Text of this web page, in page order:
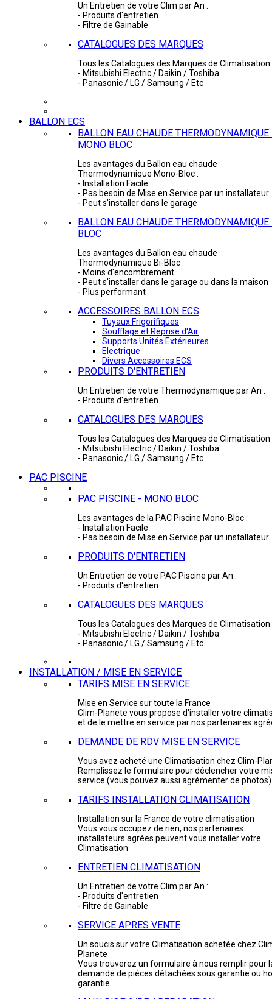
Un Entretien de votre Clim par An :
- Produits d'entretien
- Filtre de Gainable
CATALOGUES DES MARQUES
Tous les Catalogues des Marques de Climatisation
- Mitsubishi Electric / Daikin / Toshiba
- Panasonic / LG / Samsung / Etc
BALLON ECS
BALLON EAU CHAUDE THERMODYNAMIQUE
MONO BLOC
Les avantages du Ballon eau chaude
Thermodynamique Mono-Bloc :
- Installation Facile
- Pas besoin de Mise en Service par un installateur
- Peut s'installer dans le garage
BALLON EAU CHAUDE
BLOC
Les avantages du Ballon eau chaude
Thermodynamique Bi-Bloc :
- Moins d'encombrement
- Peut s'installer dans le garage ou dans la maison
- Plus performant
ACCESSOIRES BALLON ECS
Tuyaux Frigorifiques
Soufflage et Reprise d'Air
Supports Unités Extérieures
Electrique
Divers Accessoires ECS
PRODUITS D'ENTRETIEN
Un Entretien de votre Thermodynamique par An :
- Produits d'entretien
CATALOGUES DES MARQUES
Tous les Catalogues des Marques de Climatisation
- Mitsubishi Electric / Daikin / Toshiba
- Panasonic / LG / Samsung / Etc
PAC PISCINE
PAC PISCINE - MONO BLOC
Les avantages de la PAC Piscine Mono-Bloc :
- Installation Facile
- Pas besoin de Mise en Service par un installateur
PRODUITS D'ENTRETIEN
Un Entretien de votre PAC Piscine par An :
- Produits d'entretien
CATALOGUES DES MARQUES
Tous les Catalogues des Marques de Climatisation
- Mitsubishi Electric / Daikin / Toshiba
- Panasonic / LG / Samsung / Etc
INSTALLATION / MISE EN SERVICE
TARIFS MISE EN SERVICE
Mise en Service sur toute la France
Clim-Planete vous propose d'installer votre
et de le mettre en service par nos partenaires
DEMANDE DE RDV MISE EN SERVICE
Vous avez acheté une Climatisation chez Clim-
Remplissez le formulaire pour déclencher votre
service (vous pouvez aussi agrémenter de photos)
TARIFS INSTALLATION CLIMATISATION
Installation sur la France de votre climatisation
Vous vous occupez de rien, nos partenaires
installateurs agrées peuvent vous installer votre
Climatisation
ENTRETIEN CLIMATISATION
Un Entretien de votre Clim par An :
- Produits d'entretien
- Filtre de Gainable
SERVICE APRES VENTE
Un soucis sur votre Climatisation achetée chez
Planete
Vous trouverez un formulaire à nous remplir pour
demande de pièces détachées sous garantie ou
garantie